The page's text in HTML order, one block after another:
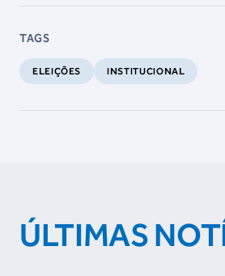
TAGS
ELEIÇÕES INSTITUCIONAL
ÚLTIMAS